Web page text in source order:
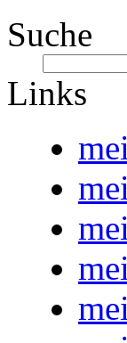
Suche
Links